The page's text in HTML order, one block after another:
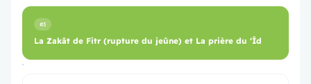
#3
La Zakât de Fitr (rupture du jeûne) et La prière du ‘Îd